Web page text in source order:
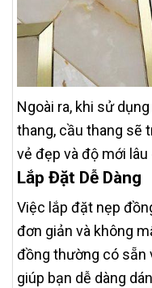
Ngoài ra, khi sử
thang, cầu thang sẽ
vẻ đẹp và độ mới lâu
Lắp Đặt Dễ Dàng
Việc lắp đặt nẹp
đơn giản và không
đồng thường có sẵn
giúp bạn dễ dàng